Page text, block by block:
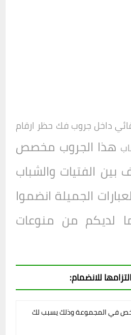
داخلجروب فك حظر ارقام
هذا الجروب مخصص
بين الفتيات والشباب
الجميلة انضموا
لديكم من منوعات
للانضمام:
في المجموعة وذلك يسبب لك